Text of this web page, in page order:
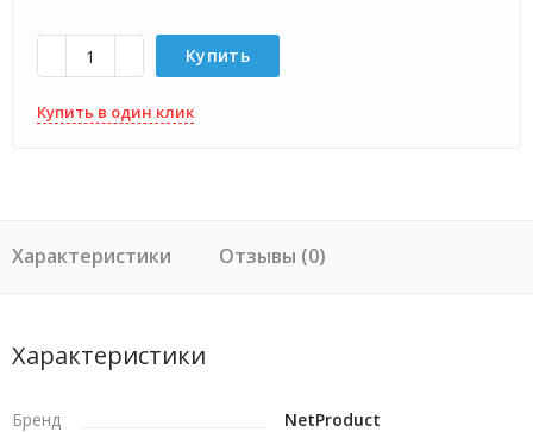
Купить
Купить в один клик
Характеристики Отзывы (0)
Характеристики
Бренд NetProduct